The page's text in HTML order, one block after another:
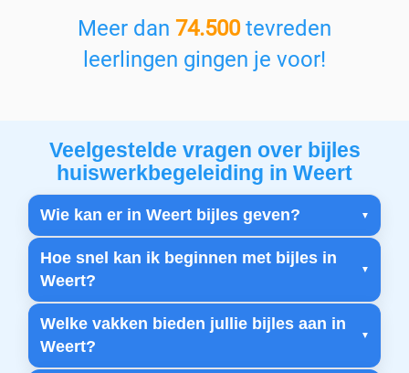
Meer dan 74.500tevreden
leerlingen gingen je voor!
Veelgestelde vragen over bijles
huiswerkbegeleiding in Weert
Wie kan er in Weert bijles geven?
Hoe snel kan ik beginnen met bijles in
Weert?
Welke vakken bieden jullie bijles aan in
Weert?